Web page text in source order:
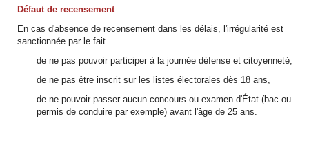
Défaut de recensement
En cas d'absence de recensement dans les délais, l'irrégularité est
sanctionnée par le fait .
de ne pas pouvoir participer à la journée défense et citoyenneté,
de ne pas être inscrit sur les listes électorales dès 18 ans,
de ne pouvoir passer aucun concours ou examen d'État (bac ou
permis de conduire par exemple) avant l'âge de 25 ans.